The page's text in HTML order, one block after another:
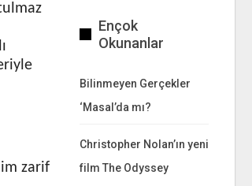
zarif
Ençok
Okunanlar
Bilinmeyen Gerçekler
‘Masal’da mı?
Christopher Nolan’ın yeni
film The Odyssey